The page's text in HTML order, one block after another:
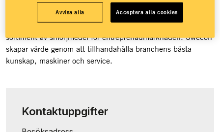
Swecon är exklusivt auktoriserad och rikstäckande
återförsäljare av Volvo Construction Equipment med ett brett
sortiment av smörjmedel för entreprenadmarknaden. Swecon
skapar värde genom att tillhandahålla branchens bästa
kunskap, maskiner och service.
Kontaktuppgifter
Avvisa alla Acceptera alla cookies